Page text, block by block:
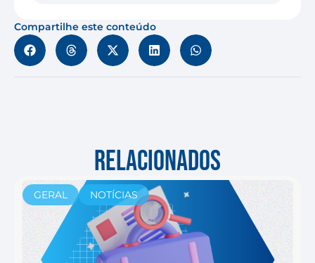
Compartilhe este conteúdo
RELACIONADOS
GERAL NOTÍCIAS